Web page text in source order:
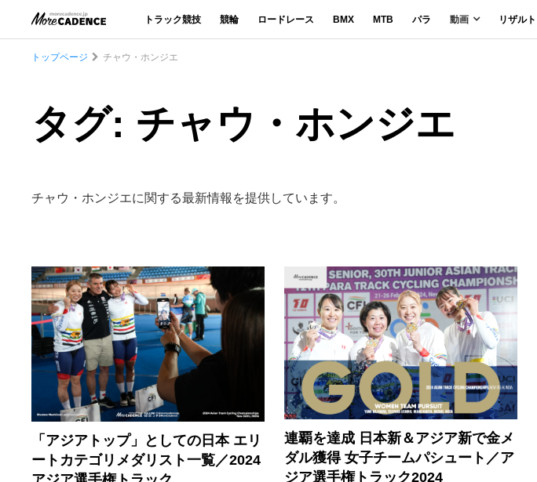
トラック競技 競輪 ロードレース BMX MTB パラ 動画 リザルト
トップページ チャウ・ホンジエ
タグ: チャウ・ホンジエ
チャウ・ホンジエに関する最新情報を提供しています。
「アジアトップ」としての日本 エリ
ートカテゴリメダリスト一覧／2024
連覇を達成 日本新＆アジア新で金メ
ダル獲得 女子チームパシュート／ア
ジア選手権トラック2024